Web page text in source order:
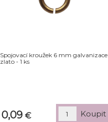
Spojovací kroužek 6 mm galvanizace
zlato - 1 ks
0,09 €